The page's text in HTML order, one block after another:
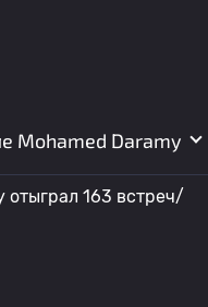
Mohamed Daramy
отыграл 163 встреч/